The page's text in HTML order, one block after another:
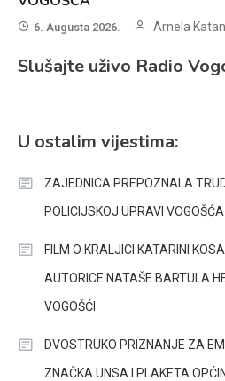
6. Augusta 2026. Arnela
Slušajte uživo Radio
U ostalim vijestima:
ZAJEDNICA PREPOZNALA
POLICIJSKOJ UPRAVI VOGOŠĆA
FILM O KRALJICI KATARINI
AUTORICE NATAŠE BARTULA
VOGOŠĆI
DVOSTRUKO PRIZNANJE ZA
ZNAČKA UNSA I PLAKETA